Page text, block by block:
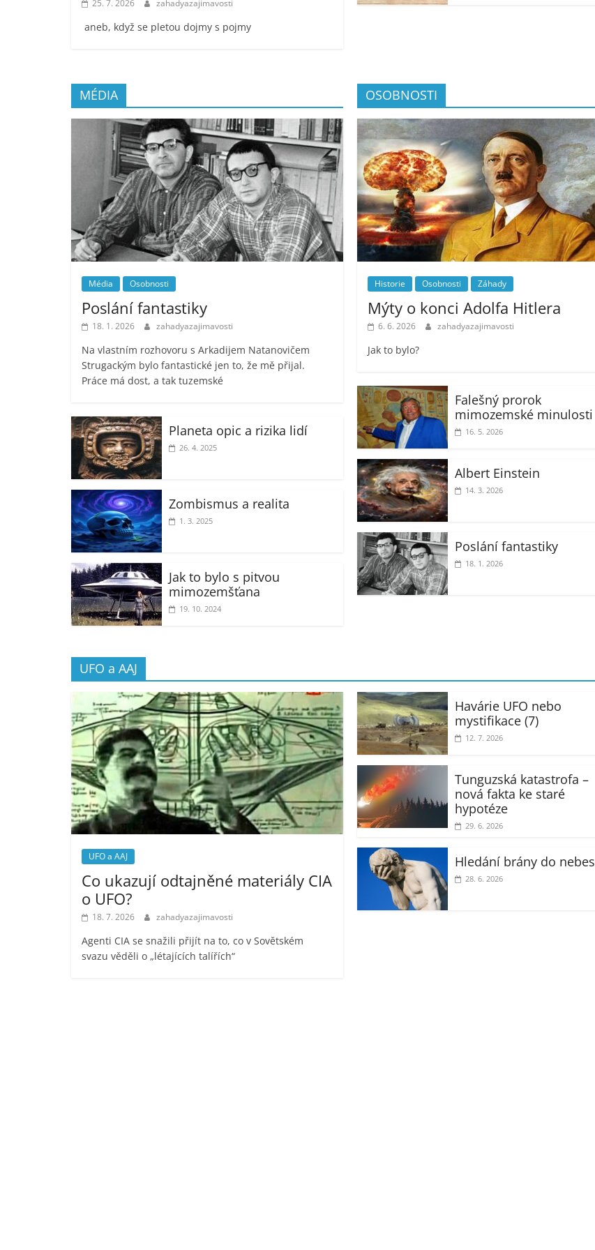
25. 7. 2026 zahadyazajimavosti
aneb, když se pletou dojmy s pojmy
MÉDIA
Média Osobnosti
Poslání fantastiky
18. 1. 2026 zahadyazajimavosti
Na vlastním rozhovoru s Arkadijem Natanovičem
Strugackým bylo fantastické jen to, že mě přijal.
Práce má dost, a tak tuzemské
Planeta opic a rizika lidí
26. 4. 2025
Zombismus a realita
1. 3. 2025
Jak to bylo s pitvou
mimozemšťana
19. 10. 2024
OSOBNOSTI
Historie Osobnosti Záhady
Mýty o konci Adolfa Hitlera
6. 6. 2026 zahadyazajimavosti
Jak to bylo?
Falešný prorok
mimozemské minulosti
16. 5. 2026
Albert Einstein
14. 3. 2026
Poslání fantastiky
18. 1. 2026
UFO a AAJ
UFO a AAJ
Co ukazují odtajněné materiály CIA
o UFO?
18. 7. 2026 zahadyazajimavosti
Agenti CIA se snažili přijít na to, co v Sovětském
svazu věděli o „létajících talířích“
Havárie UFO nebo
mystifikace (7)
12. 7. 2026
Tunguzská katastrofa –
nová fakta ke staré
hypotéze
29. 6. 2026
Hledání brány do nebes
28. 6. 2026